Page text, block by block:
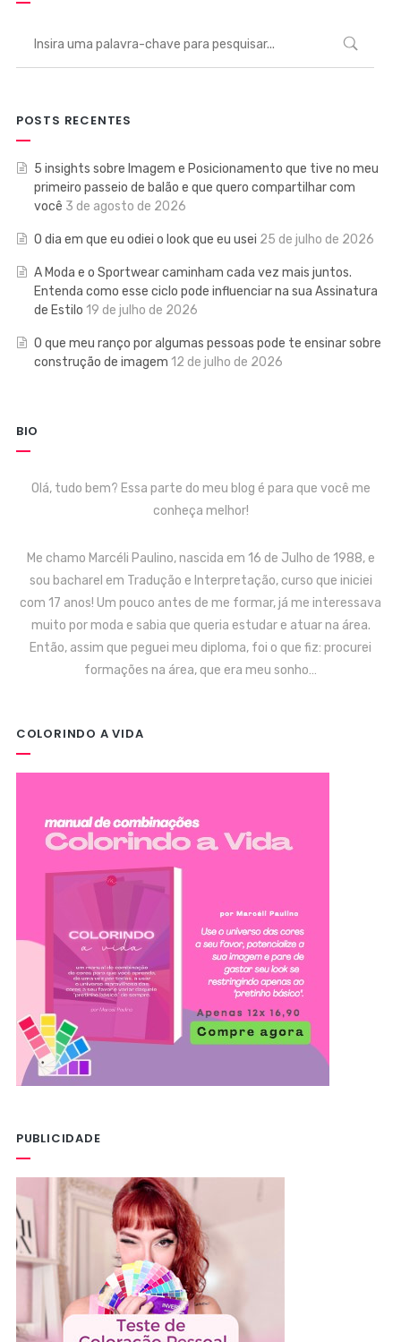
POSTS RECENTES
5 insights sobre Imagem e Posicionamento que tive no meu
primeiro passeio de balão e que quero compartilhar com
você 3 de agosto de 2026
O dia em que eu odiei o look que eu usei 25 de julho de 2026
A Moda e o Sportwear caminham cada vez mais juntos.
Entenda como esse ciclo pode influenciar na sua Assinatura
de Estilo 19 de julho de 2026
O que meu ranço por algumas pessoas pode te ensinar sobre
construção de imagem 12 de julho de 2026
BIO
Olá, tudo bem? Essa parte do meu blog é para que você me
conheça melhor!
Me chamo Marcéli Paulino, nascida em 16 de Julho de 1988, e
sou bacharel em Tradução e Interpretação, curso que iniciei
com 17 anos! Um pouco antes de me formar, já me interessava
muito por moda e sabia que queria estudar e atuar na área.
Então, assim que peguei meu diploma, foi o que fiz: procurei
formações na área, que era meu sonho…
COLORINDO A VIDA
PUBLICIDADE